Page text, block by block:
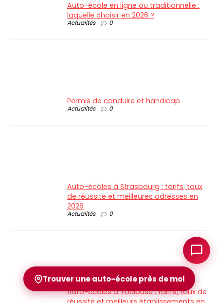
Auto-école en ligne ou traditionnelle :
laquelle choisir en 2026 ?
Actualités 0
Permis de conduire et handicap
Actualités 0
Auto-écoles à Strasbourg : tarifs, taux
de réussite et meilleures adresses en
2026
Actualités 0
Auto-écoles à Toulouse : tarifs, taux de
Trouver une auto-école près de moi